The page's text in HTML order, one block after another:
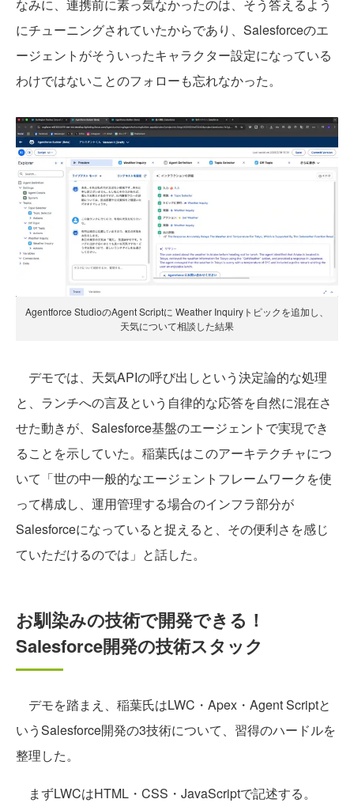
なみに、連携前に素っ気なかったのは、そう答えるよう
にチューニングされていたからであり、Salesforceのエ
ージェントがそういったキャラクター設定になっている
わけではないことのフォローも忘れなかった。
Agentforce StudioのAgent Scriptに Weather Inquiryトピックを追加し、
天気について相談した結果
デモでは、天気APIの呼び出しという決定論的な処理
と、ランチへの言及という自律的な応答を自然に混在さ
せた動きが、Salesforce基盤のエージェントで実現でき
ることを示していた。稲葉氏はこのアーキテクチャにつ
いて「世の中一般的なエージェントフレームワークを使
って構成し、運用管理する場合のインフラ部分が
Salesforceになっていると捉えると、その便利さを感じ
ていただけるのでは」と話した。
お馴染みの技術で開発できる！
Salesforce開発の技術スタック
デモを踏まえ、稲葉氏はLWC・Apex・Agent Scriptと
いうSalesforce開発の3技術について、習得のハードルを
整理した。
まずLWCはHTML・CSS・JavaScriptで記述する。